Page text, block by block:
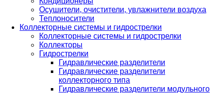
Осушители, очистители, увлажнители воздуха
Теплоносители
Коллекторные системы и гидрострелки
Коллекторные системы и гидрострелки
Коллекторы
Гидрострелки
Гидравлические разделители
Гидравлические разделители
коллекторного типа
Гидравлические разделители модульного